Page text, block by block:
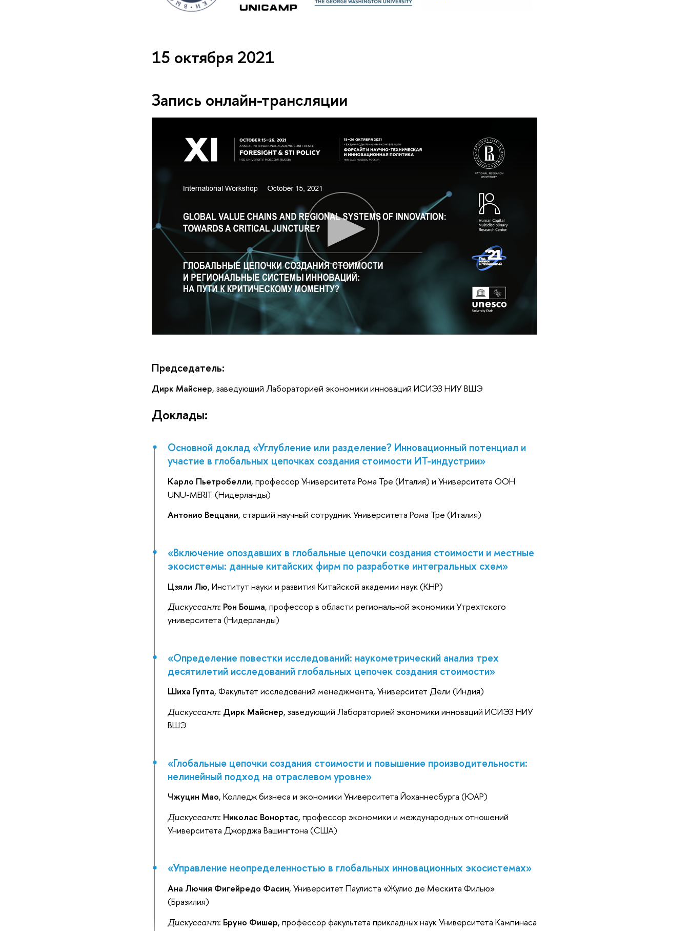
15 октября 2021
Запись онлайн-трансляции
Председатель:
Дирк Майснер, заведующий Лабораторией экономики инноваций ИСИЭЗ НИУ ВШЭ
Доклады:
Основной доклад «Углубление или разделение? Инновационный потенциал и
участие в глобальных цепочках создания стоимости ИТ-индустрии»
Карло Пьетробелли, профессор Университета Рома Тре (Италия) и Университета ООН
UNU-MERIT (Нидерланды)
Антонио Веццани, cтарший научный сотрудник Университета Рома Тре (Италия)
«Включение опоздавших в глобальные цепочки создания стоимости и местные
экосистемы: данные китайских фирм по разработке интегральных схем»
Цзяли Лю, Институт науки и развития Китайской академии наук (КНР)
Дискуссант: Рон Бошма, профессор в области региональной экономики Утрехтского
университета (Нидерланды)
«Определение повестки исследований: наукометрический анализ трех
десятилетий исследований глобальных цепочек создания стоимости»
Шиха Гупта, Факультет исследований менеджмента, Университет Дели (Индия)
Дискуссант: Дирк Майснер, заведующий Лабораторией экономики инноваций ИСИЭЗ НИУ
ВШЭ
«Глобальные цепочки создания стоимости и повышение производительности:
нелинейный подход на отраслевом уровне»
Чжуцин Мао, Колледж бизнеса и экономики Университета Йоханнесбурга (ЮАР)
Дискуссант: Николас Вонортас, профессор экономики и международных отношений
Университета Джорджа Вашингтона (США)
«Управление неопределенностью в глобальных инновационных экосистемах»
Ана Лючия Фигейредо Фасин, Университет Паулиста «Жулио де Мескита Филью»
(Бразилия)
Дискуссант: Бруно Фишер, профессор факультета прикладных наук Университета Кампинаса